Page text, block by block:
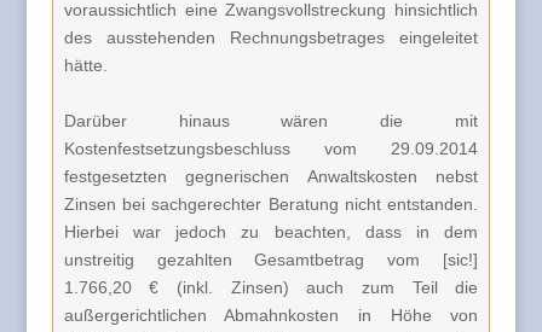
voraussichtlich eine Zwangsvollstreckung hinsichtlich
des ausstehenden Rechnungsbetrages eingeleitet
hätte.
Darüber hinaus wären die mit
Kostenfestsetzungsbeschluss vom 29.09.2014
festgesetzten gegnerischen Anwaltskosten nebst
Zinsen bei sachgerechter Beratung nicht entstanden.
Hierbei war jedoch zu beachten, dass in dem
unstreitig gezahlten Gesamtbetrag vom [sic!]
1.766,20 € (inkl. Zinsen) auch zum Teil die
außergerichtlichen Abmahnkosten in Höhe von